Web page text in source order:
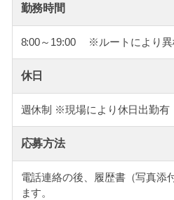
勤務時間
8:00～19:00 ※ルートにより異
休日
週休制 ※現場により休日出勤有
応募方法
電話連絡の後、履歴書（写真添
ます。